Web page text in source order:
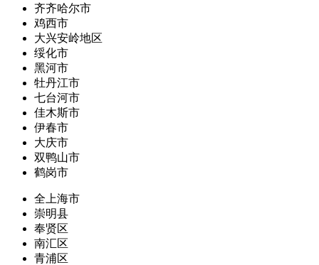
齐齐哈尔市
鸡西市
大兴安岭地区
绥化市
黑河市
牡丹江市
七台河市
佳木斯市
伊春市
大庆市
双鸭山市
鹤岗市
全上海市
崇明县
奉贤区
南汇区
青浦区